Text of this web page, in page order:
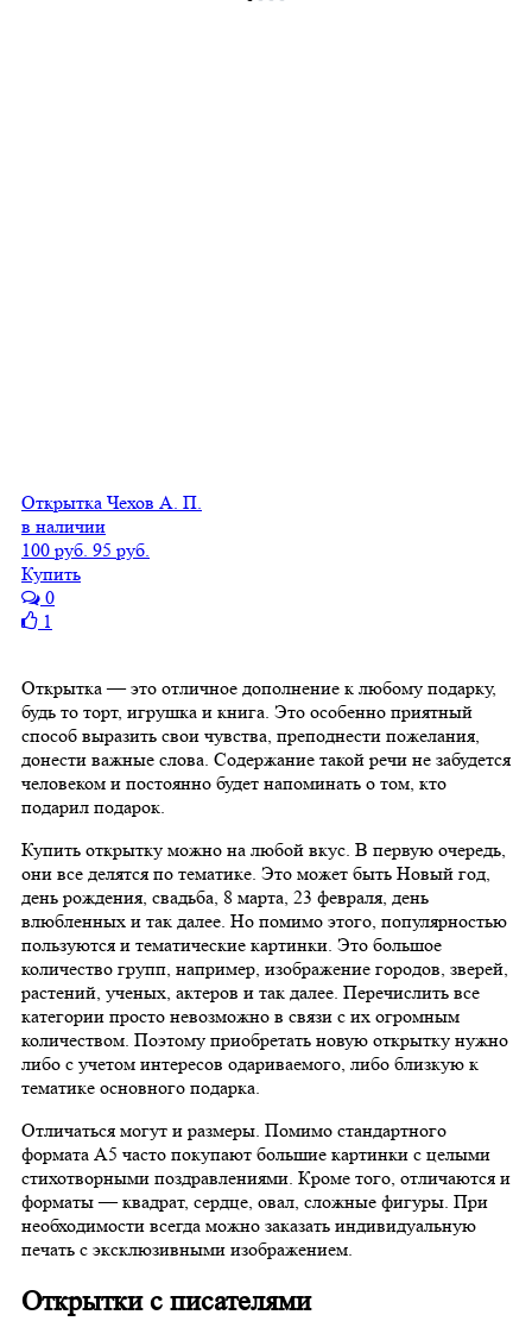
Открытка Чехов А. П.
в наличии
100 руб. 95 руб.
Купить
0
1
Открытка — это отличное дополнение к любому подарку,
будь то торт, игрушка и книга. Это особенно приятный
способ выразить свои чувства, преподнести пожелания,
донести важные слова. Содержание такой речи не забудется
человеком и постоянно будет напоминать о том, кто
подарил подарок.
Купить открытку можно на любой вкус. В первую очередь,
они все делятся по тематике. Это может быть Новый год,
день рождения, свадьба, 8 марта, 23 февраля, день
влюбленных и так далее. Но помимо этого, популярностью
пользуются и тематические картинки. Это большое
количество групп, например, изображение городов, зверей,
растений, ученых, актеров и так далее. Перечислить все
категории просто невозможно в связи с их огромным
количеством. Поэтому приобретать новую открытку нужно
либо с учетом интересов одариваемого, либо близкую к
тематике основного подарка.
Отличаться могут и размеры. Помимо стандартного
формата А5 часто покупают большие картинки с целыми
стихотворными поздравлениями. Кроме того, отличаются и
форматы — квадрат, сердце, овал, сложные фигуры. При
необходимости всегда можно заказать индивидуальную
печать с эксклюзивными изображением.
Открытки с писателями